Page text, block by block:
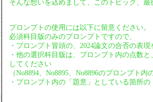
そんな想いを込めまして、このトピック、最
プロンプトの使用には以下に留意ください。
必須科目版のみのプロンプトですので、
・プロンプト冒頭の、2024論文の合否の表
・他の選択科目版は、プロンプト内の点数
してください
（No8894、No8895、No8896のプロンプト内
・プロンプト内の「題意」としている箇所